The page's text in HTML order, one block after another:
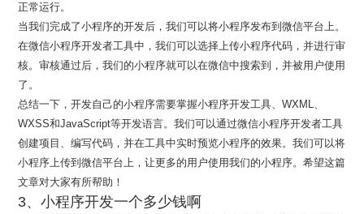
正常运行。
当我们完成了小程序的开发后，我们可以将小程序发布到微信平台上。
在微信小程序开发者工具中，我们可以选择上传小程序代码，并进行审
核。审核通过后，我们的小程序就可以在微信中搜索到，并被用户使用
了。
总结一下，开发自己的小程序需要掌握小程序开发工具、WXML、
WXSS和JavaScript等开发语言。我们可以通过微信小程序开发者工具
创建项目、编写代码，并在工具中实时预览小程序的效果。我们可以将
小程序上传到微信平台上，让更多的用户使用我们的小程序。希望这篇
文章对大家有所帮助！
3、小程序开发一个多少钱啊